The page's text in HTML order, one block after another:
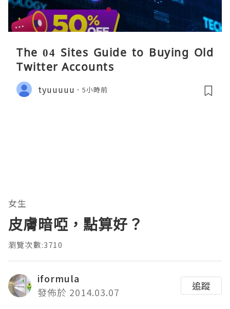
The 04 Sites Guide to Buying Old
Twitter Accounts
tyuuuuu 5小時前
女生
皮膚暗啞，點算好？
瀏覽次數:3710
iformula
發佈於 2014.03.07
追蹤